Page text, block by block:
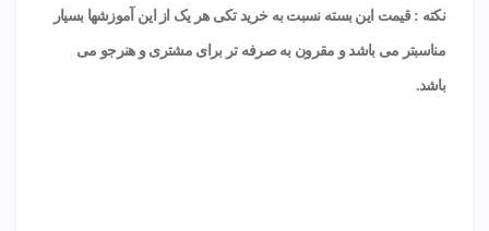
نکته : قیمت این بسته نسبت به خرید تکی هر یک از این آموزشها بسیار
مناسبتر می باشد و مقرون به صرفه تر برای مشتری و هنرجو می
باشد.